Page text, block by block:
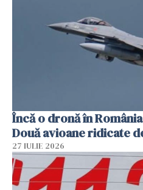
Încă o dronă în
Două avioane ridicate
27 IULIE 2026